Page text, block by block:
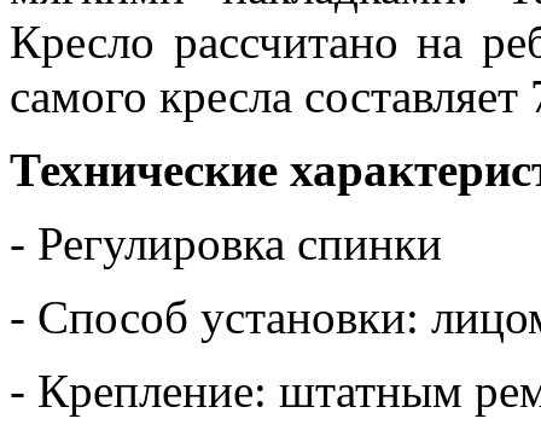
Кресло рассчитано на
самого кресла составляет
Технические
- Регулировка спинки
- Способ установки:
- Крепление: штатным